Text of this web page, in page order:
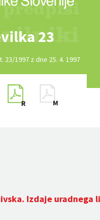
23
23/1997 z dne 25. 4. 1997
Izdaje uradnega